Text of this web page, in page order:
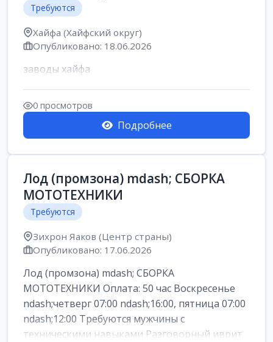
Требуются
Хайфа (Хайфский округ)
Опубликовано: 18.06.2026
заводы хайфа
0 просмотров
Подробнее
Лод (промзона) mdash; СБОРКА
МОТОТЕХНИКИ
Требуются
Зихрон Яаков (Центр страны)
Опубликовано: 17.06.2026
Лод (промзона) mdash; СБОРКА
МОТОТЕХНИКИ Оплата: 50 час Воскресенье
ndash;четверг 07:00 ndash;16:00, пятница 07:00
ndash;12:00 Требуются мужчины с
техническими навыками Разговорный иврит